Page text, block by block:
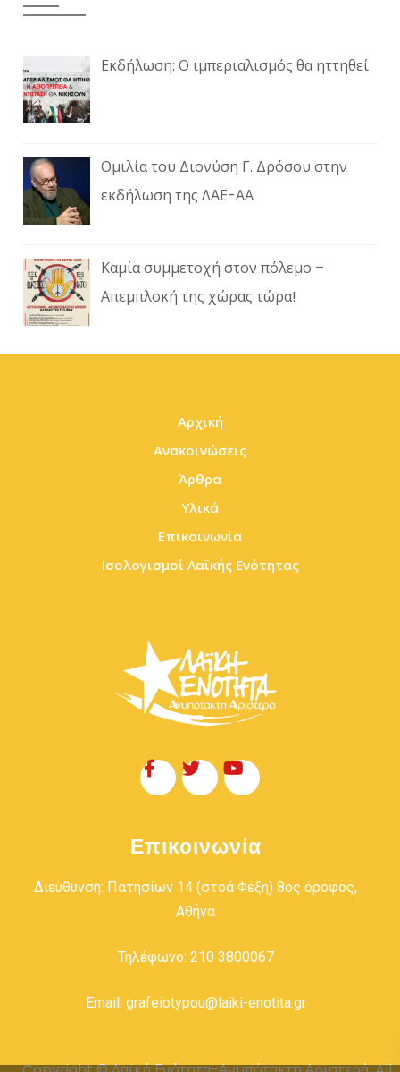
Εκδήλωση: Ο ιμπεριαλισμός θα ηττηθεί
Ομιλία του Διονύση Γ. Δρόσου στην
εκδήλωση της ΛΑΕ-ΑΑ
Καμία συμμετοχή στον πόλεμο –
Απεμπλοκή της χώρας τώρα!
Αρχική
Ανακοινώσεις
Άρθρα
Υλικά
Επικοινωνία
Ισολογισμοί Λαϊκής Ενότητας
Επικοινωνία
Διεύθυνση: Πατησίων 14 (στοά Φέξη) 8ος όροφος,
Αθήνα
Τηλέφωνο: 210 3800067
Email: grafeiotypou@laiki-enotita.gr